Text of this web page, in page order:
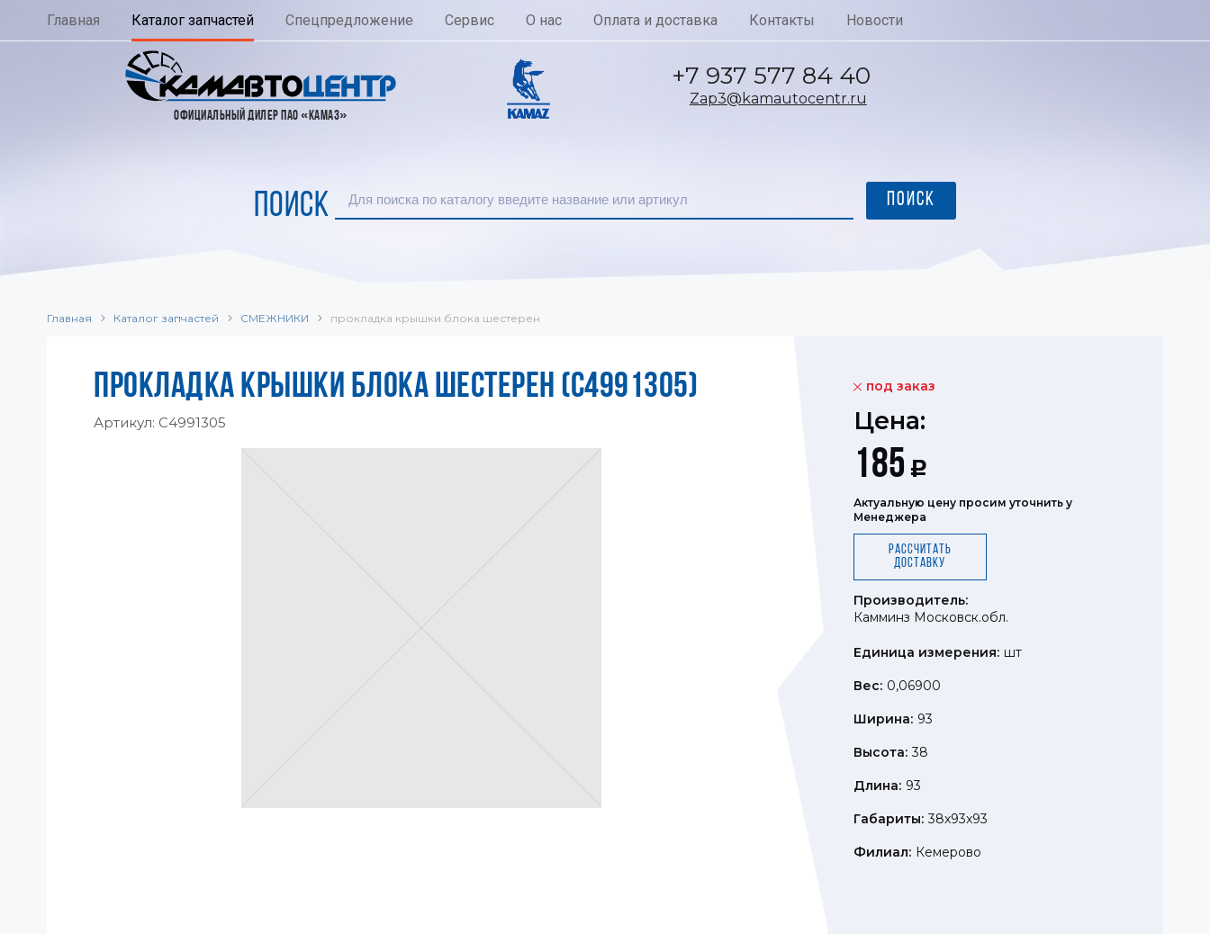
Главная Каталог запчастей Спецпредложение Сервис О нас Оплата и доставка Контакты Новости
ОФИЦИАЛЬНЫЙ ДИЛЕР ПАО «КАМАЗ»
Zap3@kamautocentr.ru
+7 937 577 84 40
ПОИСК
Главная Каталог запчастей СМЕЖНИКИ прокладка крышки блока шестерен
ПРОКЛАДКА КРЫШКИ БЛОКА ШЕСТЕРЕН (C4991305)
Артикул: C4991305
под заказ
Цена:
185 Р
Актуальную цену просим уточнить у
Менеджера
Рассчитать
доставку
Производитель:
Камминз Московск.обл.
Единица измерения: шт
Вес: 0,06900
Ширина: 93
Высота: 38
Длина: 93
Габариты: 38x93x93
Филиал: Кемерово